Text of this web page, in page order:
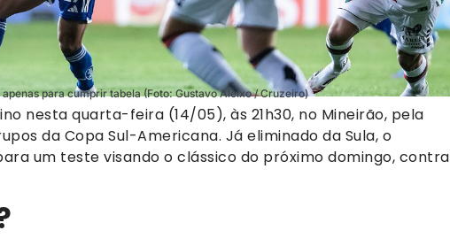
para cumprir tabela (Foto: Gustavo Aleixo / Cruzeiro)
nesta quarta-feira (14/05), às 21h30, no Mineirão, pela
da Copa Sul-Americana. Já eliminado da Sula, o
um teste visando o clássico do próximo domingo, contra